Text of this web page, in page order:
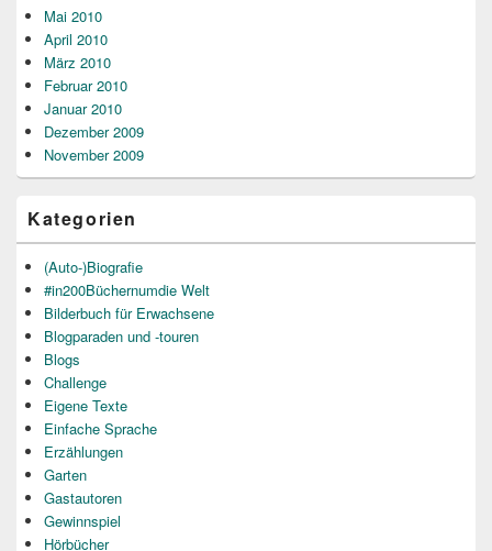
Mai 2010
April 2010
März 2010
Februar 2010
Januar 2010
Dezember 2009
November 2009
Kategorien
(Auto-)Biografie
#in200Büchernumdie Welt
Bilderbuch für Erwachsene
Blogparaden und -touren
Blogs
Challenge
Eigene Texte
Einfache Sprache
Erzählungen
Garten
Gastautoren
Gewinnspiel
Hörbücher